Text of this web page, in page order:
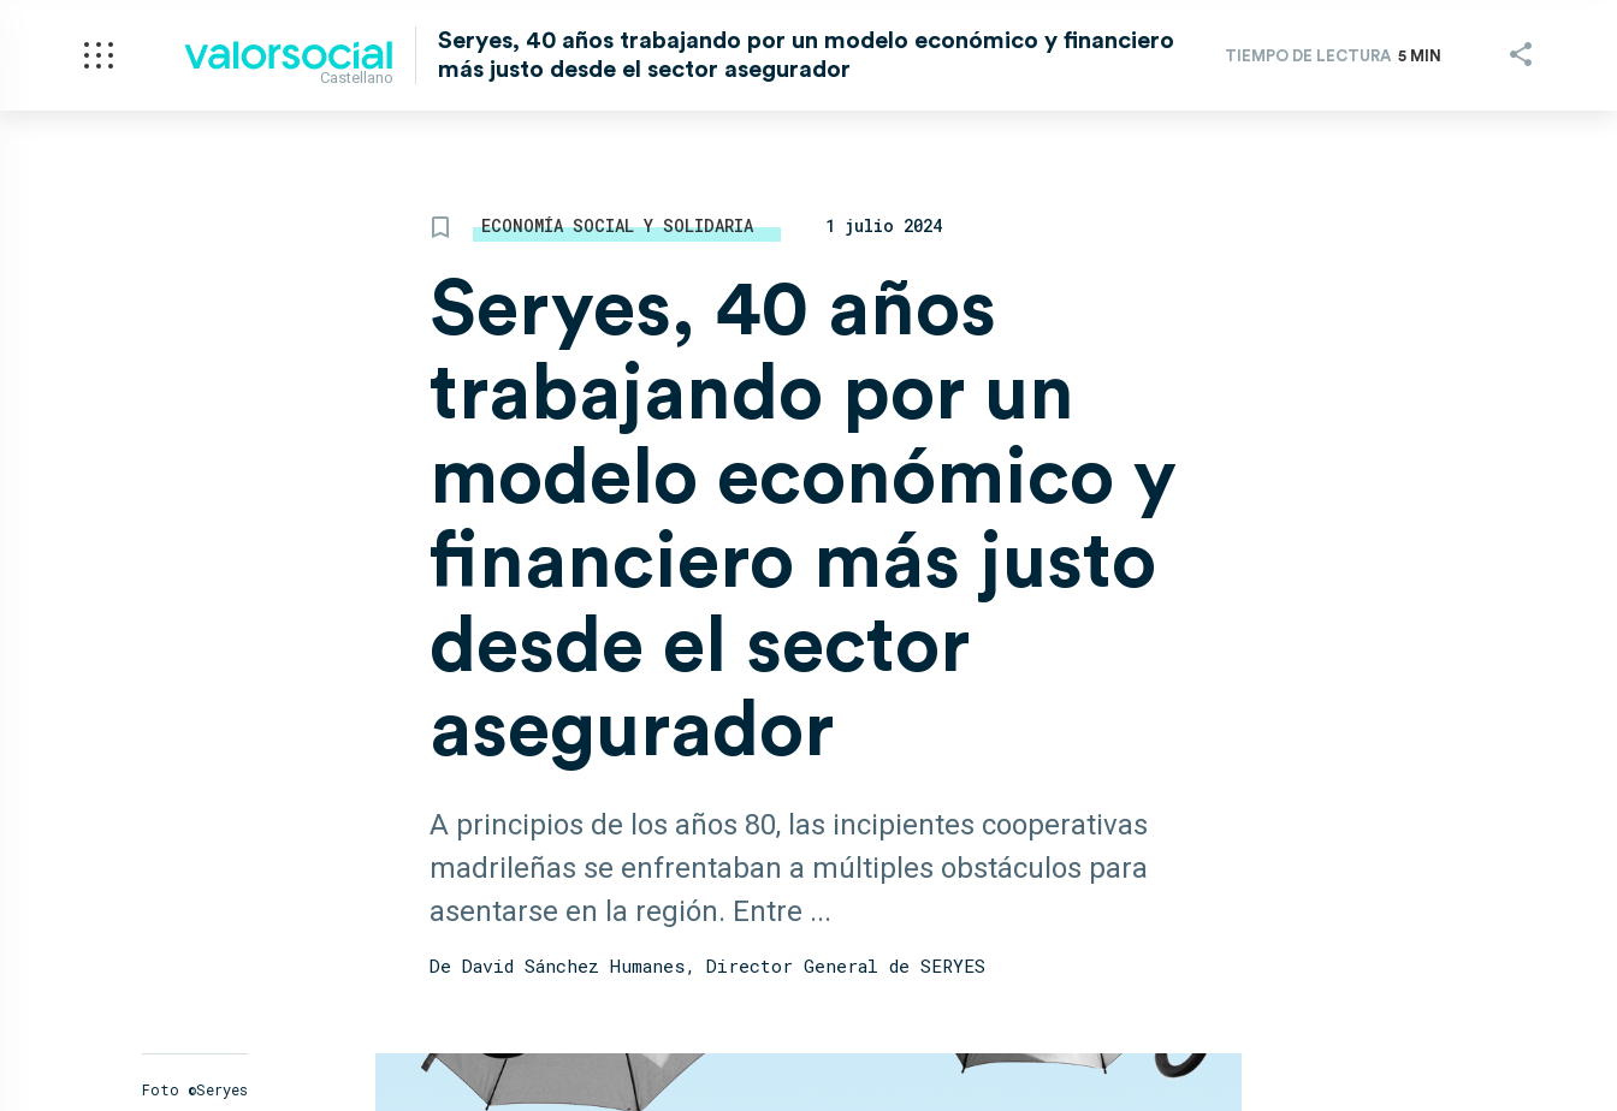
Castellano
Seryes, 40 años trabajando por un modelo económico y financiero
más justo desde el sector asegurador
TIEMPO DE LECTURA 5 MIN
ECONOMÍA SOCIAL Y SOLIDARIA 1 julio 2024
Seryes, 40 años
trabajando por un
modelo económico y
financiero más justo
desde el sector
asegurador
A principios de los años 80, las incipientes cooperativas
madrileñas se enfrentaban a múltiples obstáculos para
asentarse en la región. Entre ...
De David Sánchez Humanes, Director General de SERYES
Foto ©Seryes